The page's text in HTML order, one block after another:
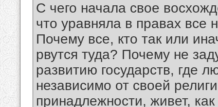
С чего начала свое
что уравняла в правах все
Почему все, кто так или
рвутся туда? Почему не
развитию государств, где
независимо от своей
принадлежности, живет,